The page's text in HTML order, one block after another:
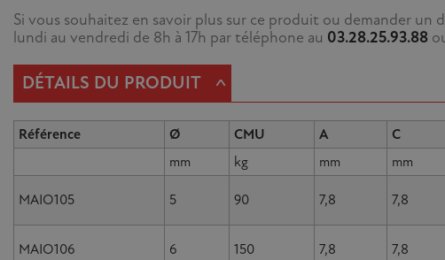
Si vous souhaitez en savoir plus sur ce produit ou demander
lundi au vendredi de 8h à 17h par téléphone au 03.28.25.93.88
DÉTAILS DU PRODUIT ^
Référence Ø CMU A C
mm
kg mm mm
MAIO105 5 90 7,8 7,8
MAIO106 6 150 7,8 7,8